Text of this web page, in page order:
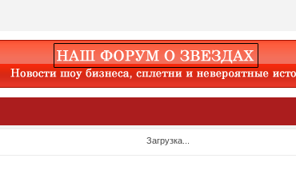
Загрузка...